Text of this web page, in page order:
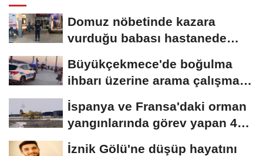
Domuz nöbetinde kazara
vurduğu babası hastanede
Büyükçekmece'de boğulma
ihbarı üzerine arama çalışması
başlatıldı
İspanya ve Fransa'daki orman
yangınlarında görev yapan 4
uçak...
İznik Gölü'ne düşüp hayatını